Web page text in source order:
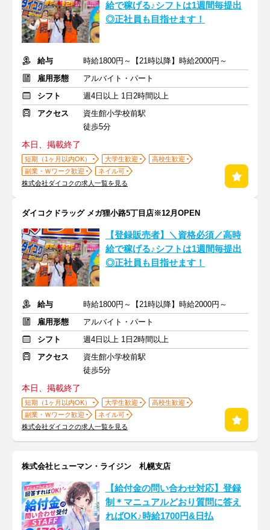
給で稼げる♪シフトは1週間毎提出
◎正社員も目指せます！
給与
時給1800円～【21時以降】時給2000円～
雇用形態
アルバイト・パート
シフト
週4日以上 1日2時間以上
アクセス
資生館小学校前駅
徒歩5分
本日、掲載終了
短期（1ヶ月以内OK） 大学生歓迎
高校生歓迎
副業・Ｗワーク歓迎
ネイル可
株式会社ダイコクの求人一覧を見る
ダイコクドラッグ メガ狸小路5丁目店※12月OPEN
【登録販売者】＼資格必須／高時
給で稼げる♪シフトは1週間毎提出
◎正社員も目指せます！
給与
時給1800円～【21時以降】時給2000円～
雇用形態
アルバイト・パート
シフト
週4日以上 1日2時間以上
アクセス
資生館小学校前駅
徒歩5分
本日、掲載終了
短期（1ヶ月以内OK） 大学生歓迎
高校生歓迎
副業・Ｗワーク歓迎
ネイル可
株式会社ダイコクの求人一覧を見る
株式会社ヒューマン・ライジン 札幌支店
【給付金の問い合わせ対応】登録
制＊マニュアルどおり質問に答え
ればOK♪時給1700円&日払